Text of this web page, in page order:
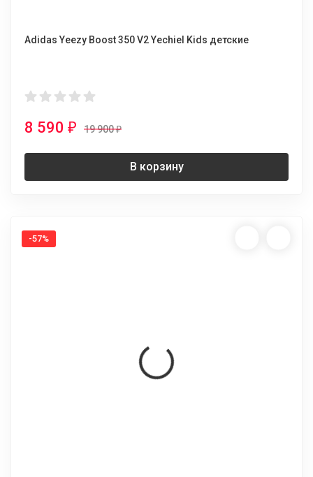
Adidas Yeezy Boost 350 V2 Yechiel Kids детские
8 590 ₽ 19 900₽
В корзину
-57%